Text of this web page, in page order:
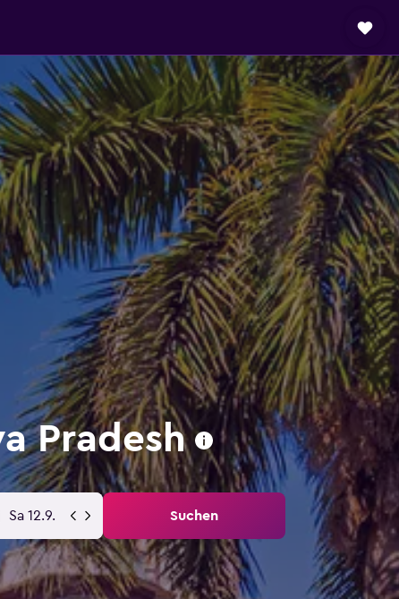
Pradesh
Sa 12.9. Suchen